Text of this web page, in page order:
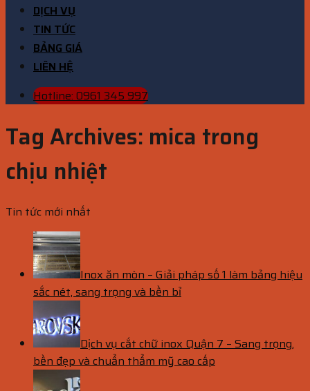
DỊCH VỤ
TIN TỨC
BẢNG GIÁ
LIÊN HỆ
Hotline: 0961 345 997
Tag Archives: mica trong
chịu nhiệt
Tin tức mới nhất
Inox ăn mòn – Giải pháp số 1 làm bảng hiệu
sắc nét, sang trọng và bền bỉ
Dịch vụ cắt chữ inox Quận 7 – Sang trọng,
bền đẹp và chuẩn thẩm mỹ cao cấp